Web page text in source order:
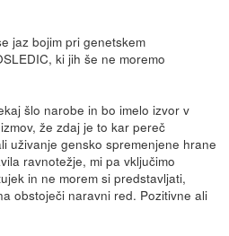
jaz bojim pri genetskem
ki jih še ne moremo
šlo narobe in bo imelo izvor v
že zdaj je to kar pereč
uživanje gensko spremenjene hrane
ravnotežje, mi pa vključimo
in ne morem si predstavljati,
obstoječi naravni red. Pozitivne ali